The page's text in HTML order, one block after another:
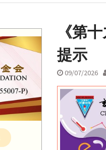
《第
提示
09/07/2026